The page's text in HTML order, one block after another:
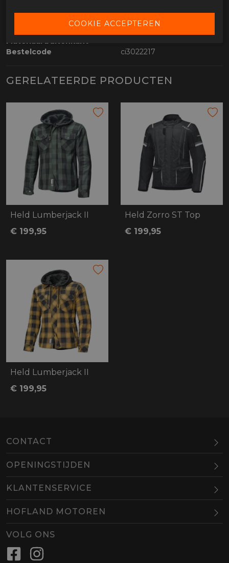
Leveranciercode
6201000/0023XL
Materiaal buitenkant
Bestelcode
ci3022217
GERELATEERDE PRODUCTEN
Held Lumberjack II
€ 199,95
Held Zorro ST Top
€ 199,95
Held Lumberjack II
€ 199,95
CONTACT
BEL EMAIL
OPENINGSTIJDEN
Maandag
Dinsdag
10.00-18.00
Woensdag
Donderdag
Vrijdag
KLANTENSERVICE
HOFLAND MOTOREN
VOLG ONS